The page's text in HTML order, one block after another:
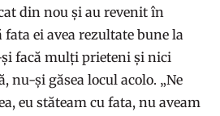
din nou și au revenit în
fata ei avea rezultate bune la
și facă mulți prieteni și nici
nu-și găsea locul acolo. „Ne
eu stăteam cu fata, nu aveam